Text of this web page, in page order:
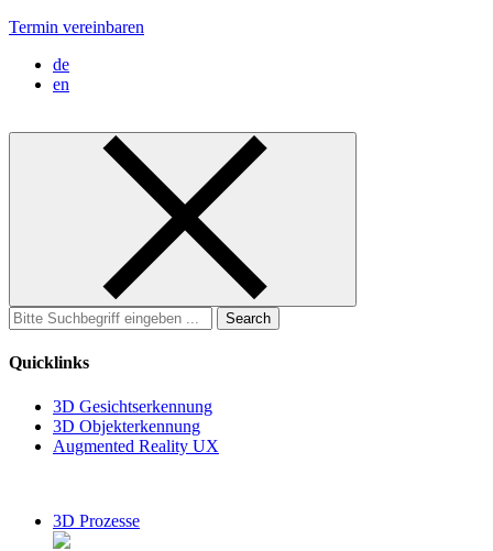
Termin vereinbaren
de
en
Search
for:
Quicklinks
3D Gesichtserkennung
3D Objekterkennung
Augmented Reality UX
3D Prozesse